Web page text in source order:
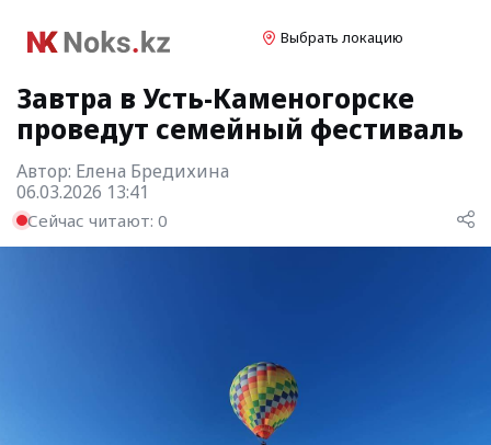
Выбрать локацию
Завтра в Усть-Каменогорске
проведут семейный фестиваль
Автор: Елена Бредихина
06.03.2026 13:41
Сейчас читают: 0